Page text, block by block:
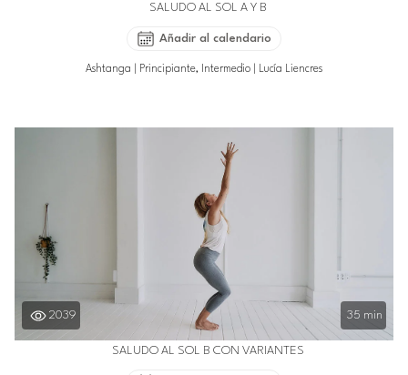
SALUDO AL SOL A Y B
Añadir al calendario
Ashtanga Principiante, Intermedio Lucía Liencres
2039 35 min
SALUDO AL SOL B CON VARIANTES